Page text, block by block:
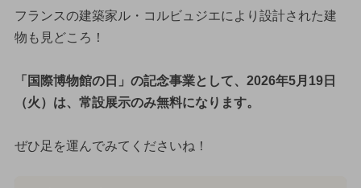
フランスの建築家ル・コルビュジエにより設計された建
物も見どころ！
「国際博物館の日」の記念事業として、2026年5月19日
（火）は、常設展示のみ無料になります。
ぜひ足を運んでみてくださいね！